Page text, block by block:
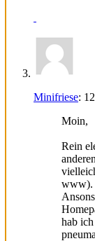
Minifriese:
Moin,
Rein
www).
hab